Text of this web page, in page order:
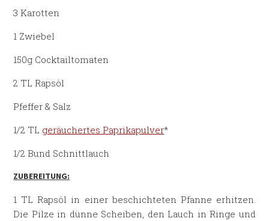
3 Karotten
1 Zwiebel
150g Cocktailtomaten
2 TL Rapsöl
Pfeffer & Salz
1/2 TL geräuchertes Paprikapulver*
1/2 Bund Schnittlauch
ZUBEREITUNG:
1 TL Rapsöl in einer beschichteten Pfanne erhitzen.
Die Pilze in dünne Scheiben, den Lauch in Ringe und